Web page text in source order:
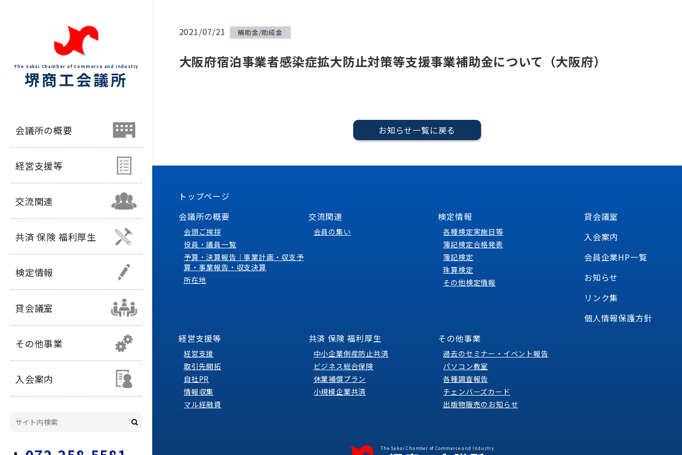
The Sakai Chamber of Commerce and Industry
堺商工会議所
会議所の概要
経営支援等
交流関連
共済 保険 福利厚生
検定情報
貸会議室
その他事業
入会案内
2021/07/21 補助金/助成金
大阪府宿泊事業者感染症拡大防止対策等支援事業補助金について（大阪府）
お知らせ一覧に戻る
トップページ
会議所の概要
会頭ご挨拶
役員・議員一覧
予算・決算報告｜事業計画・収支予
算・事業報告・収支決算
所在地
交流関連
会員の集い
検定情報
各種検定実施日等
簿記検定合格発表
簿記検定
珠算検定
その他検定情報
貸会議室
入会案内
会員企業HP一覧
お知らせ
リンク集
個人情報保護方針
経営支援等
経営支援
取引先開拓
自社PR
情報収集
マル経融資
共済 保険 福利厚生
中小企業倒産防止共済
ビジネス総合保険
休業補償プラン
小規模企業共済
その他事業
過去のセミナー・イベント報告
パソコン教室
各種調査報告
チェンバーズカード
出版物販売のお知らせ
The Sakai Chamber of Commerce and Industry